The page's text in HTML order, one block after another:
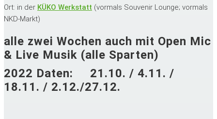
Ort: in der KÜKO Werkstatt (vormals Souvenir Lounge; vormals
NKD-Markt)
alle zwei Wochen auch mit Open Mic
& Live Musik (alle Sparten)
2022 Daten: 21.10. / 4.11. /
18.11. / 2.12./27.12.